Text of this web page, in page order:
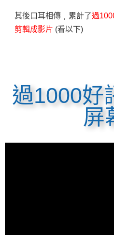
其後口耳相傳﹐累計了過
剪輯成影片 (看以下)
過1000好
屏